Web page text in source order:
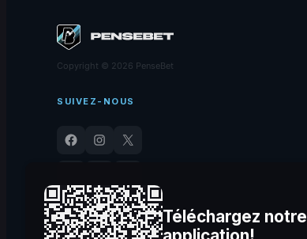
Copyright © 2026 PenseBet
SUIVEZ-NOUS
Facebook Instagram
X
Téléchargez notre